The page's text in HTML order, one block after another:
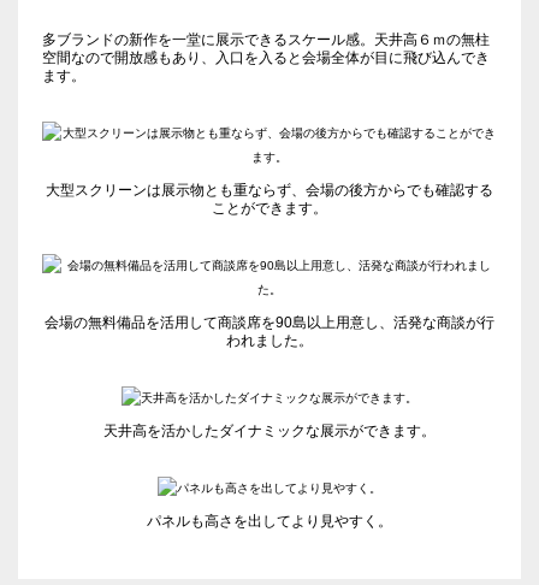
多ブランドの新作を一堂に展示できるスケール感。天井高６ｍの無柱
空間なので開放感もあり、入口を入ると会場全体が目に飛び込んでき
ます。
大型スクリーンは展示物とも重ならず、会場の後方からでも確認する
ことができます。
会場の無料備品を活用して商談席を90島以上用意し、活発な商談が行
われました。
天井高を活かしたダイナミックな展示ができます。
パネルも高さを出してより見やすく。